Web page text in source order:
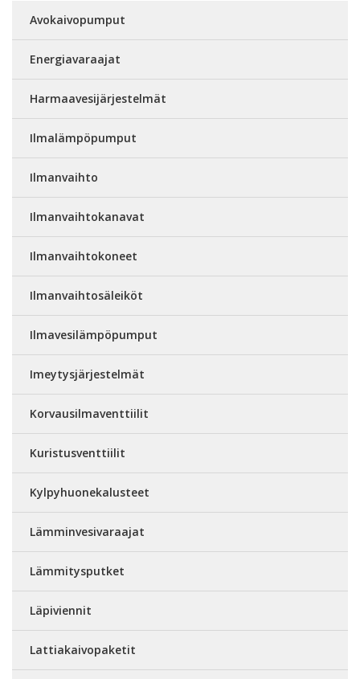
Avokaivopumput
Energiavaraajat
Harmaavesijärjestelmät
Ilmalämpöpumput
Ilmanvaihto
Ilmanvaihtokanavat
Ilmanvaihtokoneet
Ilmanvaihtosäleiköt
Ilmavesilämpöpumput
Imeytysjärjestelmät
Korvausilmaventtiilit
Kuristusventtiilit
Kylpyhuonekalusteet
Lämminvesivaraajat
Lämmitysputket
Läpiviennit
Lattiakaivopaketit